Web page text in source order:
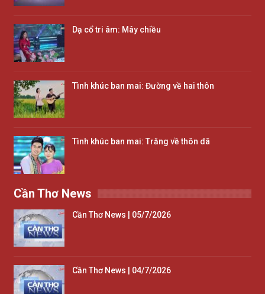
Dạ cổ tri âm: Mây chiều
Tình khúc ban mai: Đường về hai thôn
Tình khúc ban mai: Trăng về thôn dã
Cần Thơ News
Cần Thơ News | 05/7/2026
Cần Thơ News | 04/7/2026